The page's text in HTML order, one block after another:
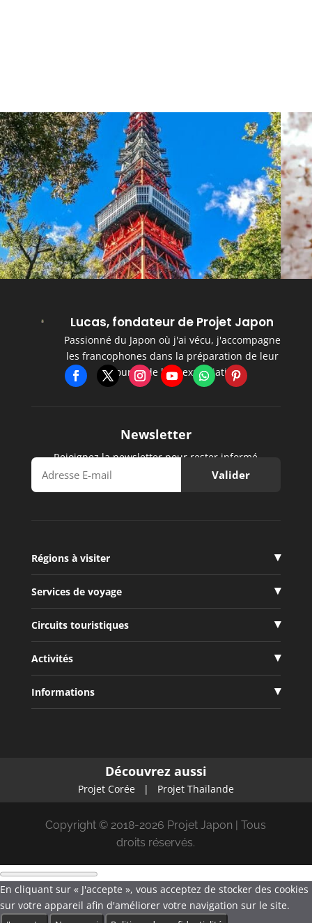
Lucas, fondateur de Projet Japon
Passionné du Japon où j'ai vécu, j'accompagne
les francophones dans la préparation de leur
séjour et de leur expatriation.
Newsletter
Rejoignez la newsletter pour rester informé
Régions à visiter
Services de voyage
Circuits touristiques
Activités
Informations
Découvrez aussi
Projet Corée| Projet Thaïlande
Copyright © 2018-2026 Projet Japon | Tous
droits réservés.
En cliquant sur « J'accepte », vous acceptez de stocker des cookies
sur votre appareil afin d'améliorer votre navigation sur le site.